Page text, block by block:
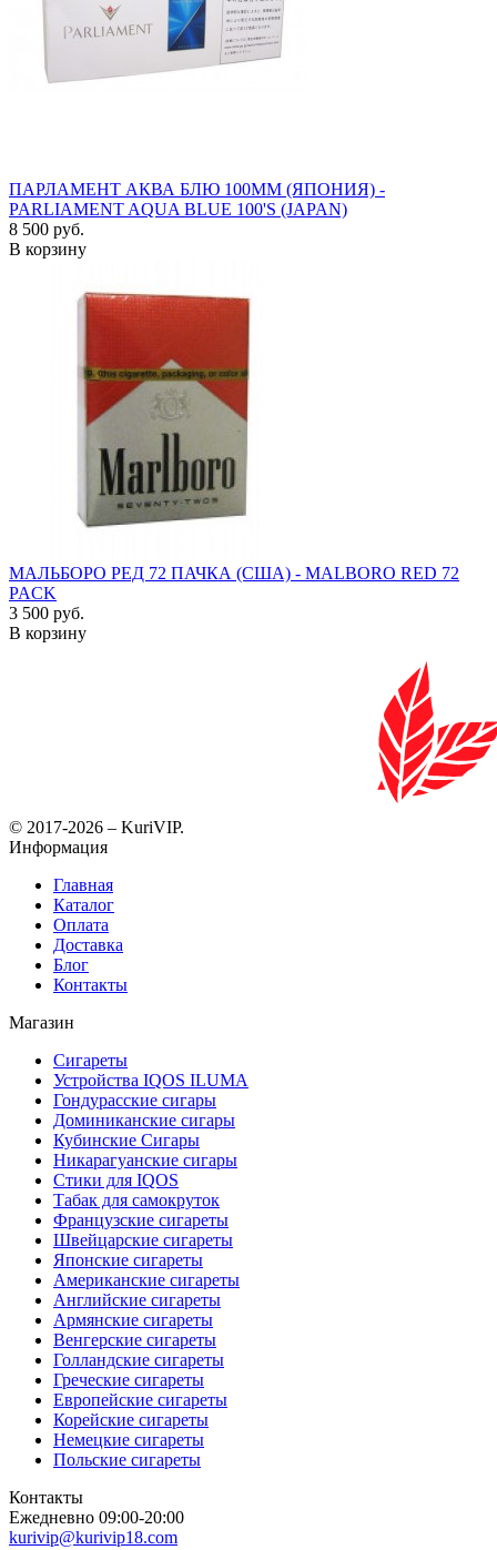
ПАРЛАМЕНТ АКВА БЛЮ 100ММ (ЯПОНИЯ) -
PARLIAMENT AQUA BLUE 100'S (JAPAN)
8 500 руб.
В корзину
МАЛЬБОРО РЕД 72 ПАЧКА (США) - MALBORO RED 72
PACK
3 500 руб.
В корзину
© 2017-2026 – KuriVIP.
Информация
Главная
Каталог
Оплата
Доставка
Блог
Контакты
Магазин
Сигареты
Устройства IQOS ILUMA
Гондурасские сигары
Доминиканские сигары
Кубинские Сигары
Никарагуанские сигары
Стики для IQOS
Табак для самокруток
Французские сигареты
Швейцарские сигареты
Японские сигареты
Американские сигареты
Английские сигареты
Армянские сигареты
Венгерские сигареты
Голландские сигареты
Греческие сигареты
Европейские сигареты
Корейские сигареты
Немецкие сигареты
Польские сигареты
Контакты
Ежедневно 09:00-20:00
kurivip@kurivip18.com